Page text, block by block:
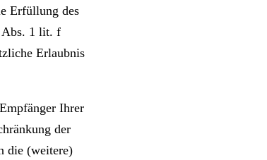
Erfüllung des
Abs. 1 lit. f
Erlaubnis
Ihrer
der
die (weitere)